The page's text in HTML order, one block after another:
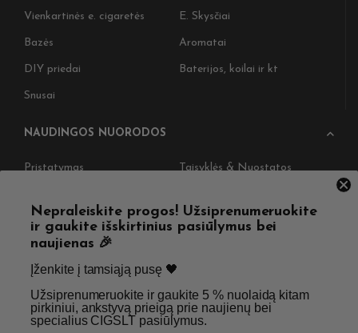
Vienkartinės e. cigaretės E. Skysčiai
Bazės Aromatai
DIY priedai Baterijos, koilai ir kt
Snusai
NAUDINGOS NUORODOS
Pristatymas Taisyklės & Nuostatos
Straipsniai Apie Mus
Kontaktai
SKIRTA TIK SUAUGUSIEMS NIKOTINO VARTOTOJAMS.
NETURĖTUMĖTE NAUDOTI ŠIŲ PRODUKTŲ, JEI NEVARTOJATE
Nepraleiskite progos! Užsiprenumeruokite
ir gaukite išskirtinius pasiūlymus bei
naujienas 🎉
Įženkite į tamsiąją pusę 🖤 ​
Užsiprenumeruokite ir gaukite 5 % nuolaidą kitam
pirkiniui, ankstyvą prieigą prie naujienų bei
specialius CIGSLT pasiūlymus. ​